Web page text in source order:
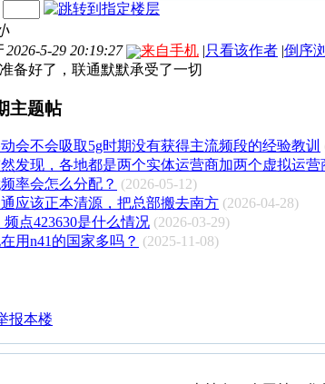
2026-5-29 20:19:27
来自手机 |只看该作者 |倒序
备好了，联通默默承受了一切
主题帖
会不会吸取5g时期没有获得主流频段的经验教训
发现，各地都是两个实体运营商加两个虚拟运营
率会怎么分配？ (2026-05-12)
应该正本清源，把总部搬去南方 (2026-04-28)
频点423630是什么情况 (2026-03-29)
用n41的国家多吗？ (2025-11-08)
报本楼